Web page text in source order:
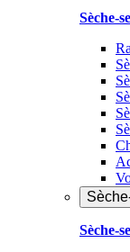
Sèche-
Sèche-